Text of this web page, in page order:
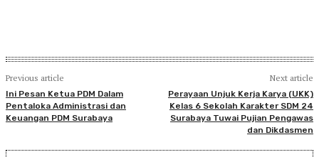
Previous article
Ini Pesan Ketua PDM Dalam
Pentaloka Administrasi dan
Keuangan PDM Surabaya
Next article
Perayaan Unjuk Kerja Karya (UKK)
Kelas 6 Sekolah Karakter SDM 24
Surabaya Tuwai Pujian Pengawas
dan Dikdasmen